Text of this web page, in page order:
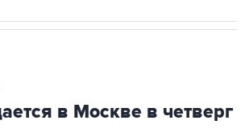
в Москве в четверг